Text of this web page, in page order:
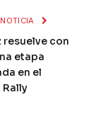
resuelve con
etapa
en el